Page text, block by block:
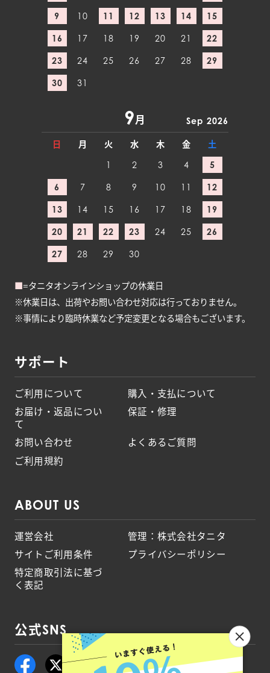
9 10 11 12 13 14 15
16 17 18 19 20 21 22
23 24 25 26 27 28 29
30 31
9月 Sep 2026
日 月 火 水 木 金
土
1
2 3 4 5
6 7 8 9 10 11 12
13 14 15 16 17 18 19
20 21 22 23 24 25 26
27 28 29 30
■=タニタオンラインショップの休業日
※休業日は、出荷やお問い合わせ対応は行っておりません。
※事情により臨時休業など予定変更となる場合もございます。
サポート
ご利用について
購入・支払について
お届け・返品につい
て
保証・修理
お問い合わせ
よくあるご質問
ご利用規約
ABOUT US
運営会社
管理：株式会社タニタ
サイトご利用条件
プライバシーポリシー
特定商取引法に基づ
く表記
公式SNS